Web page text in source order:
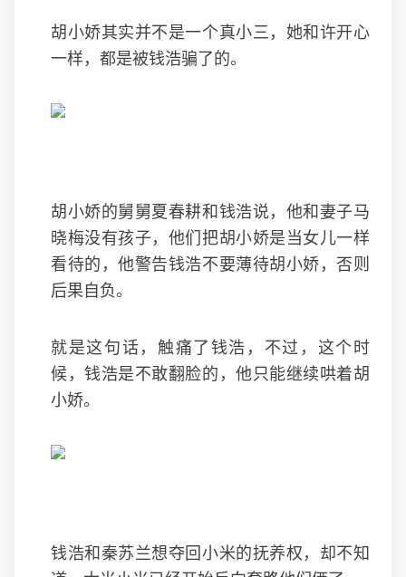
胡小娇其实并不是一个真小三，她和许开心
一样，都是被钱浩骗了的。
胡小娇的舅舅夏春耕和钱浩说，他和妻子马
晓梅没有孩子，他们把胡小娇是当女儿一样
看待的，他警告钱浩不要薄待胡小娇，否则
后果自负。
就是这句话，触痛了钱浩，不过，这个时
候，钱浩是不敢翻脸的，他只能继续哄着胡
小娇。
钱浩和秦苏兰想夺回小米的抚养权，却不知